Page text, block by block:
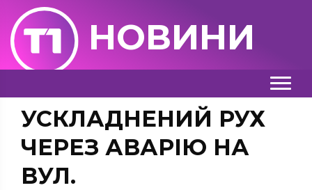
НОВИНИ
УСКЛАДНЕНИЙ РУХ
ЧЕРЕЗ АВАРІЮ НА
ВУЛ.